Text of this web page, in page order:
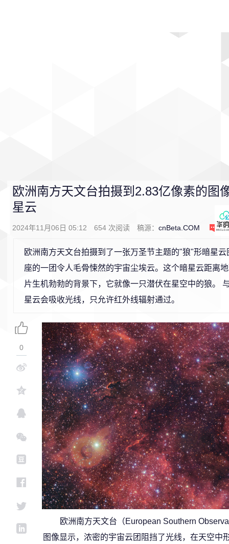
欧洲南方天文台拍摄到2.83亿像素的图
星云
2024年11月06日 05:12 654 次阅读 稿源： cnBeta.COM 0
欧洲南方天文台拍摄到了一张万圣节主题的"狼"形暗星
座的一团令人毛骨悚然的宇宙尘埃云。这个暗星云距离
片生机勃勃的背景下，它就像一只潜伏在星空中的狼。
星云会吸收光线，只允许红外线辐射通过。
欧洲南方天文台（European Southern
图像显示，浓密的宇宙云团阻挡了光线，在天空中
0